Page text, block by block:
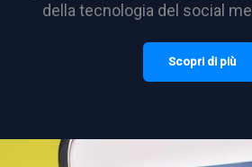
della tecnologia del social
Scopri di più